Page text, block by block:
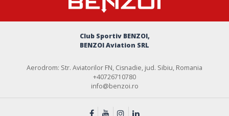
Club Sportiv BENZOI,
BENZOI Aviation SRL
Aerodrom: Str. Aviatorilor FN, Cisnadie, jud. Sibiu, Romania
+40726710780
info@benzoi.ro